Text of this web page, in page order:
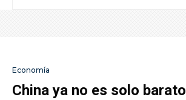
Economía
China ya no es solo barato